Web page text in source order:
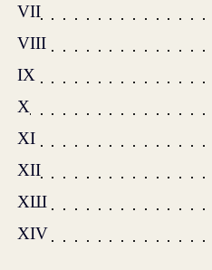
VII
VIII
IX
X
XI
XII
ХШ
XIV